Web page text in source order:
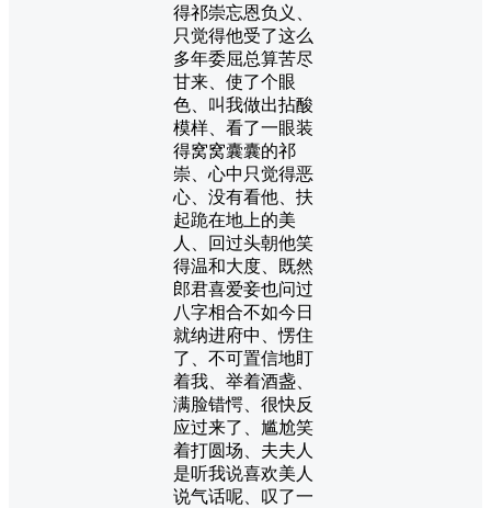
得祁崇忘恩负义、
只觉得他受了这么
多年委屈总算苦尽
甘来、使了个眼
色、叫我做出拈酸
模样、看了一眼装
得窝窝囊囊的祁
崇、心中只觉得恶
心、没有看他、扶
起跪在地上的美
人、回过头朝他笑
得温和大度、既然
郎君喜爱妾也问过
八字相合不如今日
就纳进府中、愣住
了、不可置信地盯
着我、举着酒盏、
满脸错愕、很快反
应过来了、尴尬笑
着打圆场、夫夫人
是听我说喜欢美人
说气话呢、叹了一